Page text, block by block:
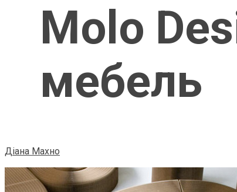
Molo
мебель
Діана Махно